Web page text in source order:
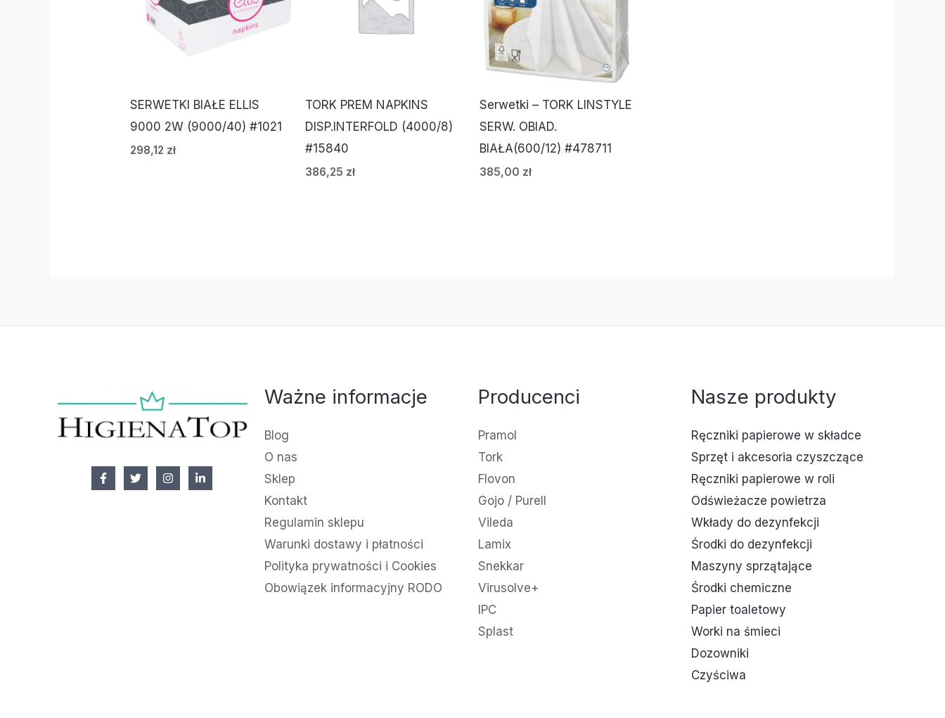
SERWETKI BIAŁE ELLIS
9000 2W (9000/40) #1021
298,12 zł
TORK PREM NAPKINS
DISP.INTERFOLD (4000/8)
#15840
386,25 zł
Serwetki – TORK LINSTYLE
SERW. OBIAD.
BIAŁA(600/12) #478711
385,00 zł
Ważne informacje
Blog
O nas
Sklep
Kontakt
Regulamin sklepu
Warunki dostawy i płatności
Polityka prywatności i Cookies
Obowiązek informacyjny RODO
Producenci
Pramol
Tork
Flovon
Gojo / Purell
Vileda
Lamix
Snekkar
Virusolve+
IPC
Splast
Nasze produkty
Ręczniki papierowe w składce
Sprzęt i akcesoria czyszczące
Ręczniki papierowe w roli
Odświeżacze powietrza
Wkłady do dezynfekcji
Środki do dezynfekcji
Maszyny sprzątające
Środki chemiczne
Papier toaletowy
Worki na śmieci
Dozowniki
Czyściwa